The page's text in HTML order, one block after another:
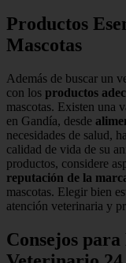
Productos
Mascotas
Además de buscar un
con los productos
mascotas. Existen una
en Gandía, desde
necesidades de salud,
calidad de vida de su
productos, considere
reputación de la
mascotas. Elegir bien
atención veterinaria y
Consejos